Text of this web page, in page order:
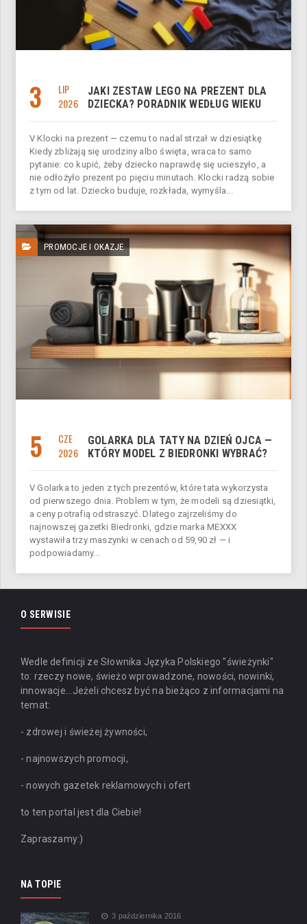
3
LIP
2026
JAKI ZESTAW LEGO NA PREZENT DLA
DZIECKA? PORADNIK WEDŁUG WIEKU
V Klocki na prezent — czemu to nadal strzał w dziesiątkę
Kiedy zbliżają się urodziny albo święta, wraca to samo
pytanie: co kupić, żeby dziecko naprawdę się ucieszyło, a
nie odłożyło prezent po pięciu minutach. Klocki radzą sobie
z tym od lat. Dziecko buduje, rozkłada, wymyśla...
PROMOCJE I OKAZJE
5
CZE
2026
GOLARKA DLA TATY NA DZIEŃ OJCA —
KTÓRY MODEL Z BIEDRONKI WYBRAĆ?
V Golarka to jeden z tych prezentów, które tata wykorzysta
od pierwszego dnia. Problem w tym, że modeli są dziesiątki,
a ceny potrafią odstraszyć. Dlatego zajrzeliśmy do
najnowszej gazetki Biedronki, gdzie marka MEXXX
wystawiła trzy maszynki w cenach od 59,90 zł — i
podpowiadamy...
O SERWISIE
Wedle definicji ze Słownika Języka Polskiego "świeżynki"
to: rzeczy nowe, świeżo wprowadzone, nowości, nowinki,
innowacje... Jeżeli chcesz być na bieżąco z informacjami na
temat:
- zdrowej i świeżej żywności,
- najnowszych promocji,
- nowych gazetek reklamowych i ofert
to ten portal jest dla Ciebie!
Zapraszamy:)
NA TOPIE
3 października 2016